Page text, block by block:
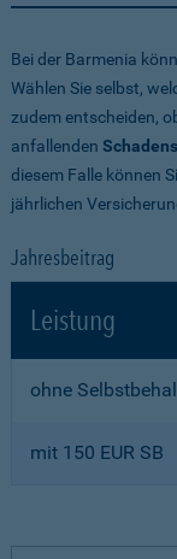
Bei der Barmenia
Wählen Sie selbst,
zudem entscheiden,
anfallenden
diesem Falle können
jährlichen
Jahresbeitrag
Leistung
ohne
mit 150 EUR SB